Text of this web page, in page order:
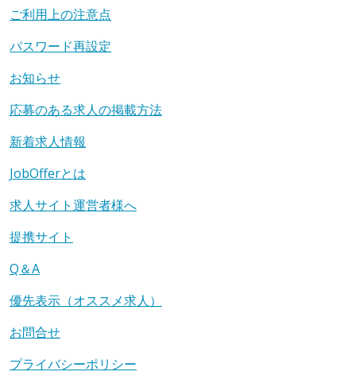
ご利用上の注意点
パスワード再設定
お知らせ
応募のある求人の掲載方法
新着求人情報
JobOfferとは
求人サイト運営者様へ
提携サイト
Q＆A
優先表示（オススメ求人）
お問合せ
プライバシーポリシー